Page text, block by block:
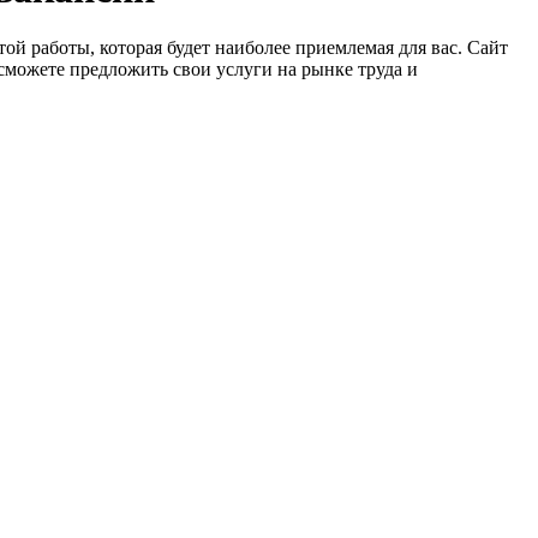
работы, которая будет наиболее приемлемая для вас. Сайт
предложить свои услуги на рынке труда и